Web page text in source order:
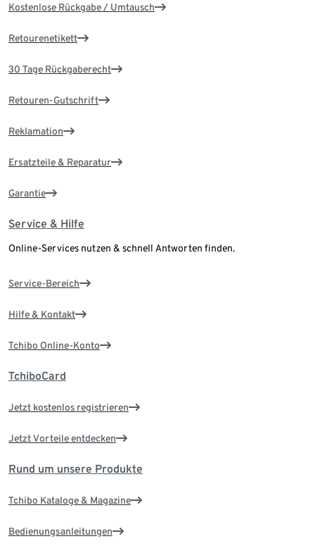
Kostenlose Rückgabe / Umtausch
Retourenetikett
30 Tage Rückgaberecht
Retouren-Gutschrift
Reklamation
Ersatzteile & Reparatur
Garantie
Service & Hilfe
Online-Services nutzen & schnell Antworten finden.
Service-Bereich
Hilfe & Kontakt
Tchibo Online-Konto
TchiboCard
Jetzt kostenlos registrieren
Jetzt Vorteile entdecken
Rund um unsere Produkte
Tchibo Kataloge & Magazine
Bedienungsanleitungen